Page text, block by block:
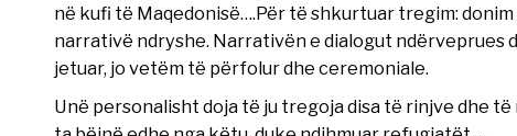
në kufi të Maqedonisë….Për të shkurtuar tregim:
narrativë ndryshe. Narrativën e dialogut ndërveprues
jetuar, jo vetëm të përfolur dhe ceremoniale.
Unë personalisht doja të ju tregoja disa të rinjve dhe